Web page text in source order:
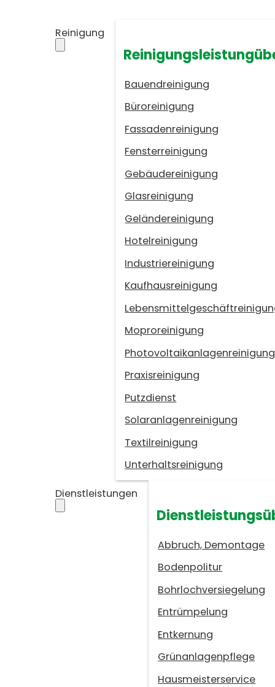
Reinigung
Bauendreinigung
Büroreinigung
Fassadenreinigung
Fensterreinigung
Gebäudereinigung
Glasreinigung
Geländereinigung
Hotelreinigung
Industriereinigung
Kaufhausreinigung
Moproreinigung
Photovoltaikanlagenreinigung
Praxisreinigung
Putzdienst
Solaranlagenreinigung
Textilreinigung
Unterhaltsreinigung
Dienstleistungen
Abbruch, Demontage
Bodenpolitur
Bohrlochversiegelung
Entrümpelung
Entkernung
Grünanlagenpflege
Hausmeisterservice